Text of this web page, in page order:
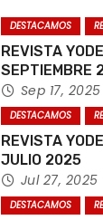
DESTACAMOS
REVISTA
SEPTIEMBRE
Sep 17, 2025
DESTACAMOS
REVISTA
JULIO 2025
Jul 27, 2025
DESTACAMOS